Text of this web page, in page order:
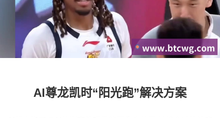
AI尊龙凯时“阳光跑”解决方案